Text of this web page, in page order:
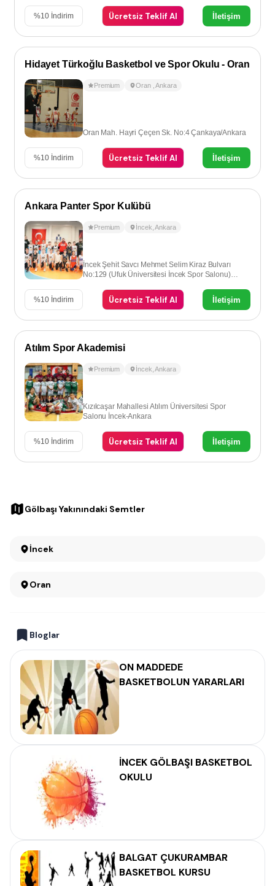
%10 İndirim Ücretsiz Teklif Al İletişim
Hidayet Türkoğlu Basketbol ve Spor Okulu - Oran
Premium Oran ,Ankara
Oran Mah. Hayri Çeçen Sk. No:4 Çankaya/Ankara
%10 İndirim Ücretsiz Teklif Al İletişim
Ankara Panter Spor Kulübü
Premium İncek ,Ankara
İncek Şehit Savcı Mehmet Selim Kiraz Bulvarı
No:129 (Ufuk Üniversitesi İncek Spor Salonu)
%10 İndirim Ücretsiz Teklif Al İletişim
Atılım Spor Akademisi
Premium İncek ,Ankara
Kızılcaşar Mahallesi Atılım Üniversitesi Spor
Salonu İncek-Ankara
%10 İndirim Ücretsiz Teklif Al İletişim
Gölbaşı Yakınındaki Semtler
İncek
Oran
Bloglar
ON MADDEDE
BASKETBOLUN YARARLARI
İNCEK GÖLBAŞI BASKETBOL
OKULU
BALGAT ÇUKURAMBAR
BASKETBOL KURSU